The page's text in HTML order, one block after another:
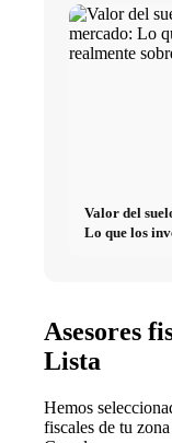
Valor del
Lo que los
Asesores
Lista
Hemos
fiscales de tu